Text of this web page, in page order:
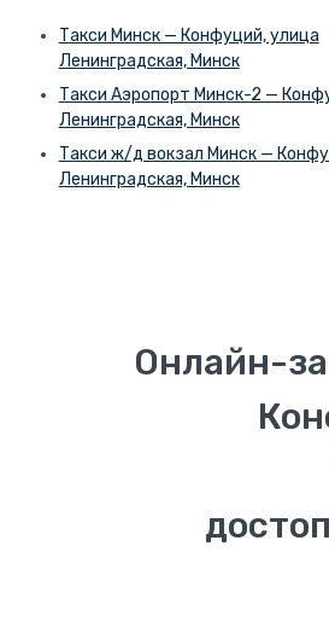
Такси Минск — Конфуций, улица
Ленинградская, Минск
Такси Аэропорт Минск-2 —
Ленинградская, Минск
Такси ж/д вокзал Минск —
Ленинградская, Минск
Онлайн-